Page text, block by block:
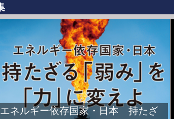
エネルギー依存国家・日本 持たざ